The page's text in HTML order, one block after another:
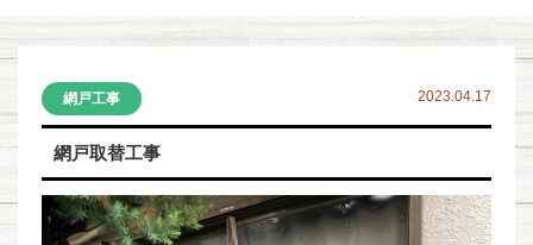
網戸工事 2023.04.17
網戸取替工事